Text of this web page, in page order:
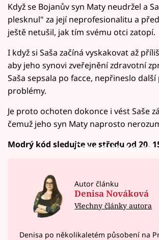
Přihlášení
Když se Bojanův syn Maty neudržel a
plesknul" za její neprofesionalitu a
ještě netušil, jak tím svému otci zatopí.
I když si Saša začíná vyskakovat až
aby jeho synovi zveřejnění zdravotní
Saša sepsala po facce, nepřineslo další
problémy.
Je proto ochoten dokonce i vést Saše
čemuž jeho syn Maty naprosto
Failed to fetch
Modrý kód sledujte ve středu od 20.
Autor článku
Denisa Nováková
Všechny články autora
Denisa po několikaletém působení na